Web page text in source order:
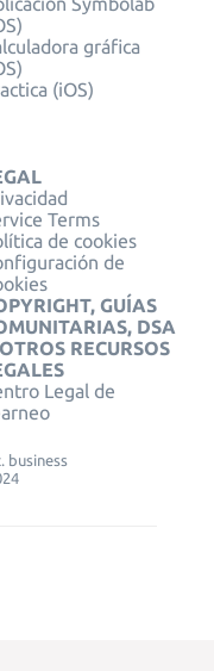
gráfica
(iOS)
Terms
de cookies
de
GUÍAS
DSA
RECURSOS
Legal de
business